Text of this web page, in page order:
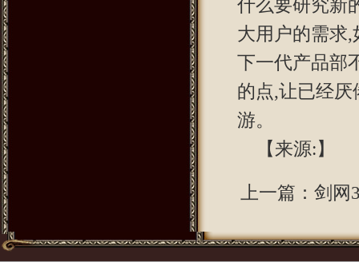
什么要研究新
大用户的需求
下一代产品部
的点,让已经
游。
【来源:】
上一篇： 剑网